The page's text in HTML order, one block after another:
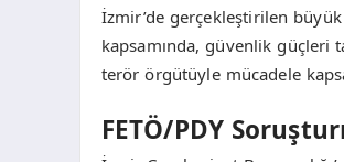
İzmir’de gerçekleştirilen
kapsamında, güvenlik güçleri
terör örgütüyle mücadele
FETÖ/PDY